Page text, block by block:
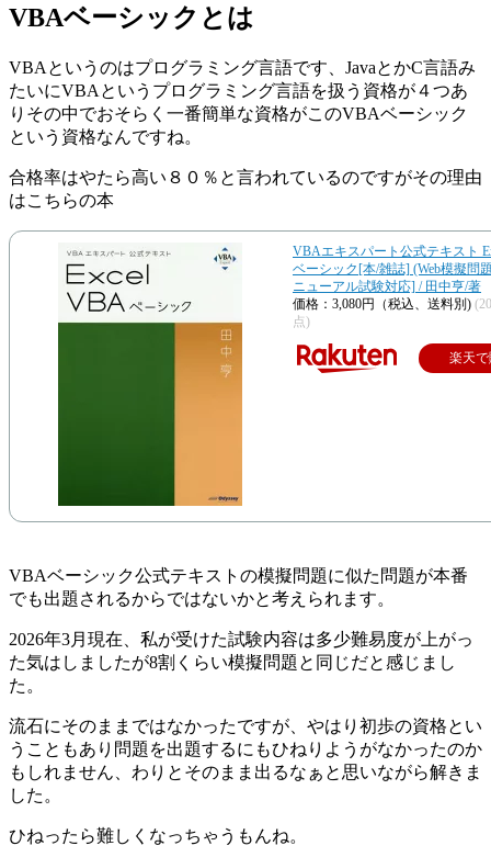
VBAベーシックとは
VBAというのはプログラミング言語です、JavaとかC言語み
たいにVBAというプログラミング言語を扱う資格が４つあ
りその中でおそらく一番簡単な資格がこのVBAベーシック
という資格なんですね。
合格率はやたら高い８０％と言われているのですがその理由
はこちらの本
VBAエキスパート公式テキスト
ベーシック[本/雑誌] (Web模擬問
ニューアル試験対応] / 田中亨/著
価格：3,080円（税込、送料別)
点)
楽天
VBAベーシック公式テキストの模擬問題に似た問題が本番
でも出題されるからではないかと考えられます。
2026年3月現在、私が受けた試験内容は多少難易度が上がっ
た気はしましたが8割くらい模擬問題と同じだと感じまし
た。
流石にそのままではなかったですが、やはり初歩の資格とい
うこともあり問題を出題するにもひねりようがなかったのか
もしれません、わりとそのまま出るなぁと思いながら解きま
した。
ひねったら難しくなっちゃうもんね。